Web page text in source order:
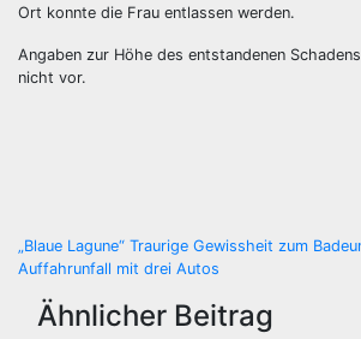
Ort konnte die Frau entlassen werden.
Angaben zur Höhe des entstandenen
nicht vor.
Beitragsnavigation
„Blaue Lagune“ Traurige Gewissheit zum
Auffahrunfall mit drei Autos
Ähnlicher Beitrag